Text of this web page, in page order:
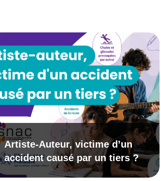
Artiste-Auteur, victime d’un
accident causé par un tiers ?